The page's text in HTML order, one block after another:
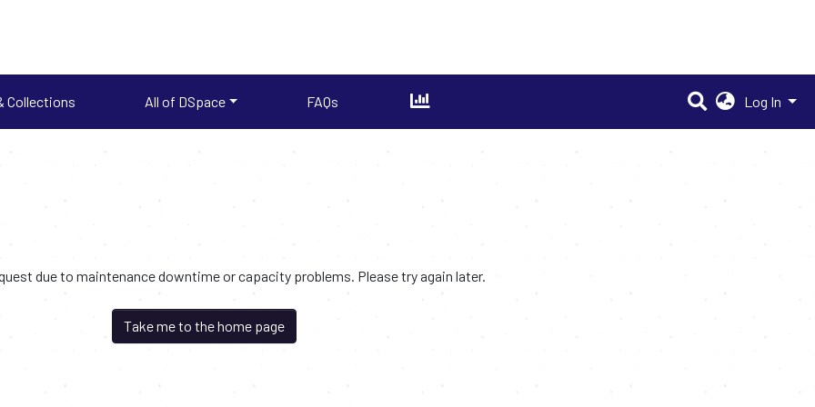
Collections All of DSpace FAQs Log In
due to maintenance downtime or capacity problems. Please try again later.
Take me to the home page